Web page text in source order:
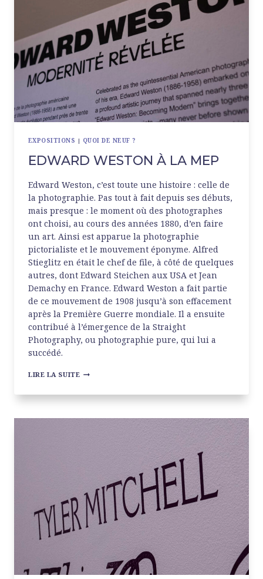
EXPOSITIONS | QUOI DE NEUF ?
EDWARD WESTON À LA MEP
Edward Weston, c’est toute une histoire : celle de
la photographie. Pas tout à fait depuis ses débuts,
mais presque : le moment où des photographes
ont choisi, au cours des années 1880, d’en faire
un art. Ainsi est apparue la photographie
pictorialiste et le mouvement éponyme. Alfred
Stieglitz en était le chef de file, à côté de quelques
autres, dont Edward Steichen aux USA et Jean
Demachy en France. Edward Weston a fait partie
de ce mouvement de 1908 jusqu’à son effacement
après la Première Guerre mondiale. Il a ensuite
contribué à l’émergence de la Straight
Photography, ou photographie pure, qui lui a
succédé.
LIRE LA SUITE EDWARD
À